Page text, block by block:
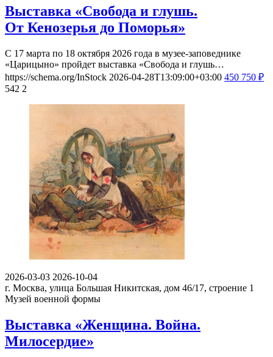
Выставка «Свобода и глушь.
От Кенозерья до Поморья»
С 17 марта по 18 октября 2026 года в музее-заповеднике
«Царицыно» пройдет выставка «Свобода и глушь…
https://schema.org/InStock 2026-04-28T13:09:00+03:00 450 750 ₽
542 2
2026-03-03 2026-10-04
г. Москва, улица Большая Никитская, дом 46/17, строение 1
Музей военной формы
Выставка «Женщина. Война.
Милосердие»